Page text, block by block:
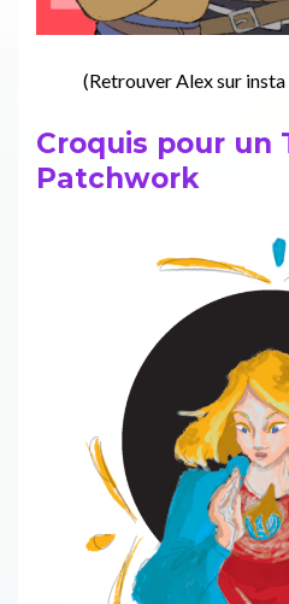
(Retrouver Alex sur
Croquis pour un
Patchwork